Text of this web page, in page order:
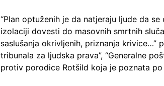
“Plan optuženih je da natjeraju ljude da
izolaciji dovesti do masovnih smrtnih
saslušanja okrivljenih, priznanja krivice…”
tribunala za ljudska prava”, “Generalne
protiv porodice Rotšild koja je poznata